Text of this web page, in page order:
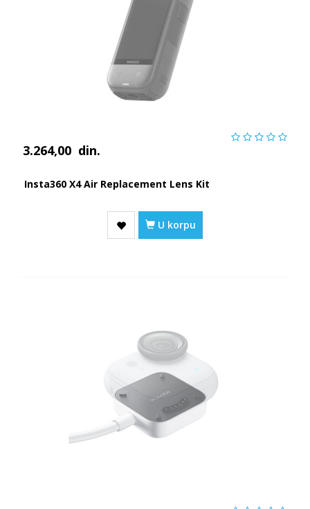
3.264,00 din.
Insta360 X4 Air Replacement Lens Kit
U korpu